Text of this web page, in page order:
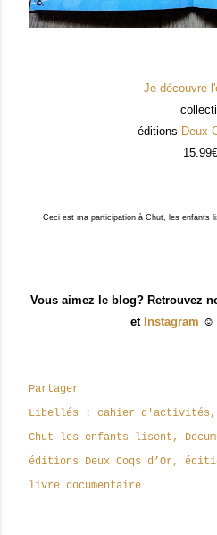
Je découvre
éditions Deux
15.99€
Ceci est ma participation à Chut, les enfants
Vous aimez le blog? Retrouvez
et Instagram ☺
Partager
Libellés :
cahier d'activités
Chut les enfants lisent
éditions Deux Coqs d’Or
livre documentaire